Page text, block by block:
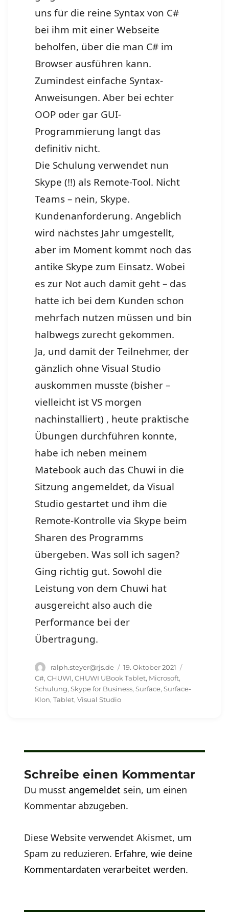
uns für die reine Syntax von C#
bei ihm mit einer Webseite
beholfen, über die man C# im
Browser ausführen kann.
Zumindest einfache Syntax-
Anweisungen. Aber bei echter
OOP oder gar GUI-
Programmierung langt das
definitiv nicht.
Die Schulung verwendet nun
Skype (!!) als Remote-Tool. Nicht
Teams – nein, Skype.
Kundenanforderung. Angeblich
wird nächstes Jahr umgestellt,
aber im Moment kommt noch das
antike Skype zum Einsatz. Wobei
es zur Not auch damit geht – das
hatte ich bei dem Kunden schon
mehrfach nutzen müssen und bin
halbwegs zurecht gekommen.
Ja, und damit der Teilnehmer, der
gänzlich ohne Visual Studio
auskommen musste (bisher –
vielleicht ist VS morgen
nachinstalliert) , heute praktische
Übungen durchführen konnte,
habe ich neben meinem
Matebook auch das Chuwi in die
Sitzung angemeldet, da Visual
Studio gestartet und ihm die
Remote-Kontrolle via Skype beim
Sharen des Programms
übergeben. Was soll ich sagen?
Ging richtig gut. Sowohl die
Leistung von dem Chuwi hat
ausgereicht also auch die
Performance bei der
Übertragung.
Autor
ralph.steyer@rjs.de
Veröffentlicht
am
19. Oktober 2021
C#,CHUWI,CHUWI UBook Tablet, Microsoft,
Schulung,Skype for Business,Surface,Surface-
Klon,Tablet,Visual Studio
Schreibe einen Kommentar
Du musstangemeldet sein, um einen
Kommentar abzugeben.
Diese Website verwendet Akismet, um
Spam zu reduzieren. Erfahre, wie deine
Kommentardaten verarbeitet werden.